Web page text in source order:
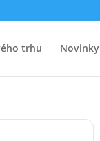
trhu Novinky